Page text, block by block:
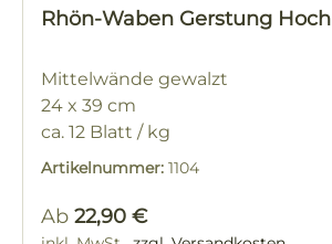
Rhön-Waben Gerstung Hoch
Mittelwände gewalzt
24 x 39 cm
ca. 12 Blatt / kg
Artikelnummer: 1104
Regulärer Preis:
Ab 22,90 €